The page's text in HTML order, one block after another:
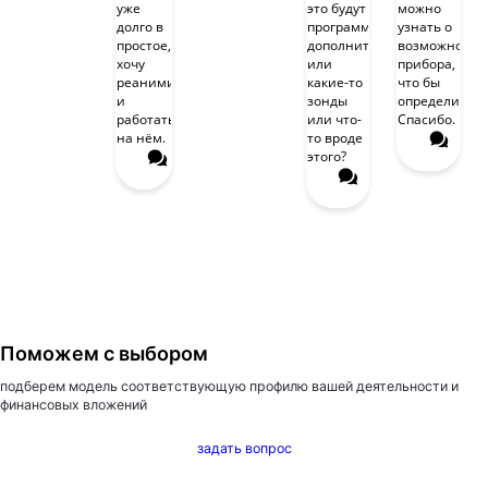
уже
долго в
простое,
хочу
реанимировать
и
работать
на нём.
это будут
программы
дополнительные
или
какие-то
зонды
или что-
то вроде
этого?
можно
узнать о
прибора,
что бы
Спасибо.
Поможем с выбором
подберем модель соответствующую профилю вашей деятельности и
финансовых вложений
задать вопрос